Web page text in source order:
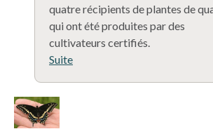
quatre récipients de plantes de
qui ont été produites par des
cultivateurs certifiés.
Suite